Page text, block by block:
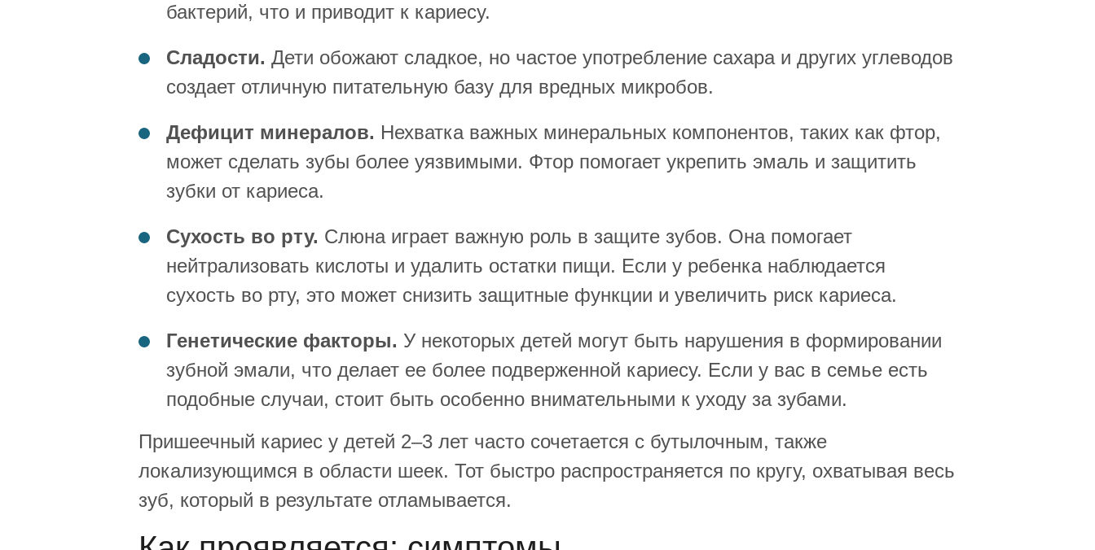
бактерий, что и приводит к кариесу.
Сладости. Дети обожают сладкое, но частое употребление сахара и других углеводов
создает отличную питательную базу для вредных микробов.
Дефицит минералов. Нехватка важных минеральных компонентов, таких как фтор,
может сделать зубы более уязвимыми. Фтор помогает укрепить эмаль и защитить
зубки от кариеса.
Сухость во рту. Слюна играет важную роль в защите зубов. Она помогает
нейтрализовать кислоты и удалить остатки пищи. Если у ребенка наблюдается
сухость во рту, это может снизить защитные функции и увеличить риск кариеса.
Генетические факторы. У некоторых детей могут быть нарушения в формировании
зубной эмали, что делает ее более подверженной кариесу. Если у вас в семье есть
подобные случаи, стоит быть особенно внимательными к уходу за зубами.
Пришеечный кариес у детей 2–3 лет часто сочетается с бутылочным, также
локализующимся в области шеек. Тот быстро распространяется по кругу, охватывая весь
зуб, который в результате отламывается.